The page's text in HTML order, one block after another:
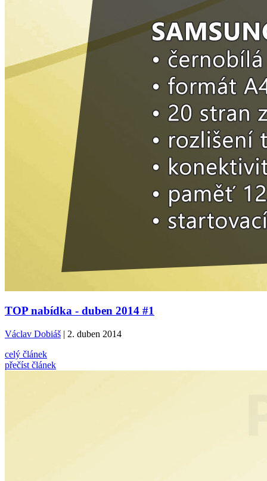
TOP nabídka - duben 2014 #1
Václav Dobiáš| 2. duben 2014
celý článek
přečíst článek